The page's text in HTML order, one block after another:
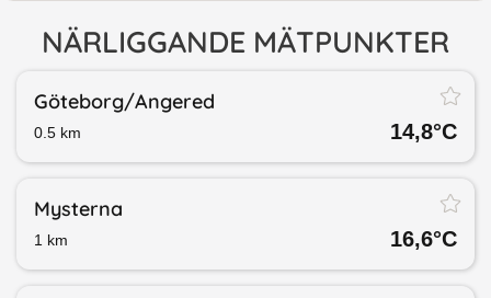
NÄRLIGGANDE MÄTPUNKTER
Göteborg/​Angered
0.5 km 14,8°C
Mysterna
1 km 16,6°C